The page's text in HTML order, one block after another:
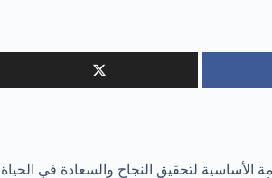
الأساسية لتحقيق النجاح والسعادة في الحياة